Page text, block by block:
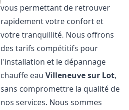
vous permettant de retrouver
rapidement votre confort et
votre tranquillité. Nous offrons
des tarifs compétitifs pour
l'installation et le dépannage
chauffe eauVilleneuve sur Lot,
sans compromettre la qualité de
nos services. Nous sommes